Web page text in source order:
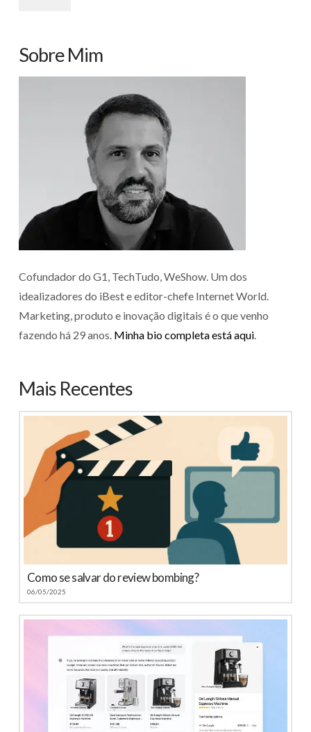
Sobre Mim
Cofundador do G1, TechTudo, WeShow. Um dos
idealizadores do iBest e editor-chefe Internet World.
Marketing, produto e inovação digitais é o que venho
fazendo há 29 anos. Minha bio completa está aqui.
Mais Recentes
Como se salvar do review bombing?
06/05/2025